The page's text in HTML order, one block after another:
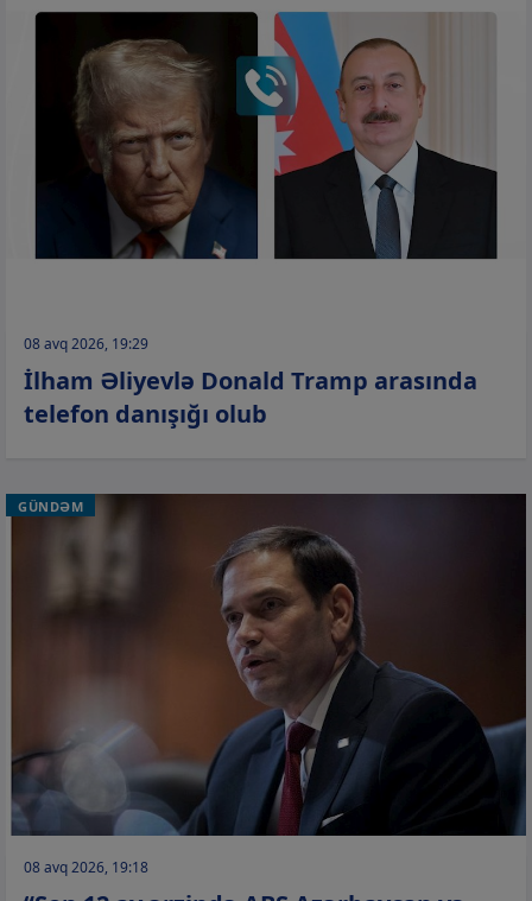
08 avq 2026, 19:29
İlham Əliyevlə Donald Tramp arasında
telefon danışığı olub
GÜNDƏM
08 avq 2026, 19:18